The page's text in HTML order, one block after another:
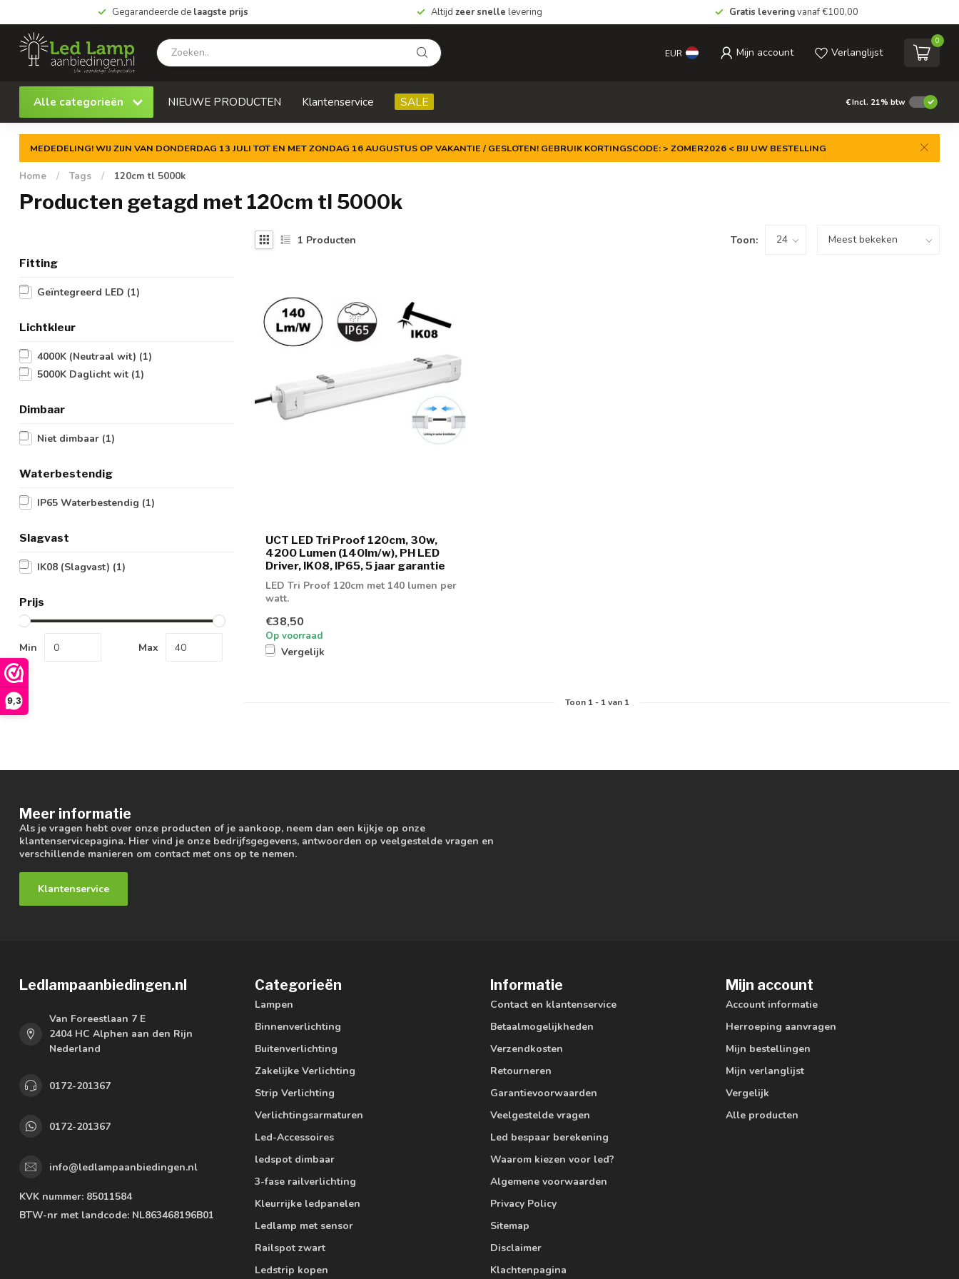
9,3
Gegarandeerde de laagste prijs Altijd zeer snelle levering Gratis leveringvanaf €100,00
EUR Mijn account Verlanglijst
0
Alle categorieën NIEUWE PRODUCTEN Klantenservice SALE €Incl. 21% btw
MEDEDELING! WIJ ZIJN VAN DONDERDAG 13 JULI TOT EN MET ZONDAG 16 AUGUSTUS OP VAKANTIE / GESLOTEN! GEBRUIK KORTINGSCODE: > ZOMER2026 < BIJ UW BESTELLING
Home / Tags / 120cm tl 5000k
Producten getagd met 120cm tl 5000k
Fitting
Geïntegreerd LED (1)
Lichtkleur
4000K (Neutraal wit) (1)
5000K Daglicht wit (1)
Dimbaar
Niet dimbaar (1)
Waterbestendig
IP65 Waterbestendig (1)
Slagvast
IK08 (Slagvast) (1)
Prijs
Min Max
1 Producten Toon:
UCT LED Tri Proof 120cm, 30w,
4200 Lumen (140lm/w), PH LED
Driver, IK08, IP65, 5 jaar garantie
LED Tri Proof 120cm met 140 lumen per
watt.
€38,50
Op voorraad
Vergelijk
Toon 1- 1van 1
Meer informatie
Als je vragen hebt over onze producten of je aankoop, neem dan een kijkje op onze
klantenservicepagina. Hier vind je onze bedrijfsgegevens, antwoorden op veelgestelde vragen en
verschillende manieren om contact met ons op te nemen.
Klantenservice
Ledlampaanbiedingen.nl
Van Foreestlaan 7 E
2404 HC Alphen aan den Rijn
Nederland
0172-201367
0172-201367
info@ledlampaanbiedingen.nl
KVK nummer: 85011584
BTW-nr met landcode: NL863468196B01
Categorieën
Lampen
Binnenverlichting
Buitenverlichting
Zakelijke Verlichting
Strip Verlichting
Verlichtingsarmaturen
Led-Accessoires
ledspot dimbaar
3-fase railverlichting
Kleurrijke ledpanelen
Ledlamp met sensor
Railspot zwart
Ledstrip kopen
Informatie
Contact en klantenservice
Betaalmogelijkheden
Verzendkosten
Retourneren
Garantievoorwaarden
Veelgestelde vragen
Led bespaar berekening
Waarom kiezen voor led?
Algemene voorwaarden
Privacy Policy
Sitemap
Disclaimer
Klachtenpagina
Mijn account
Account informatie
Herroeping aanvragen
Mijn bestellingen
Mijn verlanglijst
Vergelijk
Alle producten